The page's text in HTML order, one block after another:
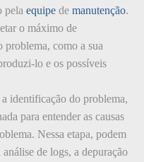
pela equipe de manutenção.
o máximo de
problema, como a sua
lo e os possíveis
identificação do problema,
para entender as causas
Nessa etapa, podem
de logs, a depuração